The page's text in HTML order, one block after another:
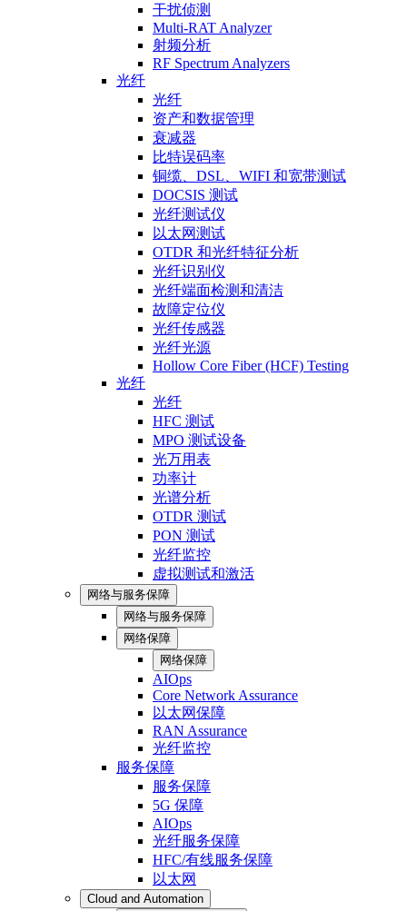
干扰侦测
Multi-RAT Analyzer
射频分析
RF Spectrum Analyzers
光纤
光纤
资产和数据管理
衰减器
比特误码率
铜缆、DSL、WIFI 和宽带测试
DOCSIS 测试
光纤测试仪
以太网测试
OTDR 和光纤特征分析
光纤识别仪
光纤端面检测和清洁
故障定位仪
光纤传感器
光纤光源
Hollow Core Fiber (HCF) Testing
光纤
光纤
HFC 测试
MPO 测试设备
光万用表
功率计
光谱分析
OTDR 测试
PON 测试
光纤监控
虚拟测试和激活
网络与服务保障
网络与服务保障
网络保障
网络保障
AIOps
Core Network Assurance
以太网保障
RAN Assurance
光纤监控
服务保障
服务保障
5G 保障
AIOps
光纤服务保障
HFC/有线服务保障
以太网
Cloud and Automation